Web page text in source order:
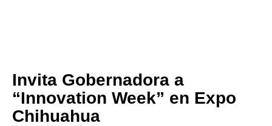
Invita Gobernadora a
“Innovation Week” en Expo
Chihuahua